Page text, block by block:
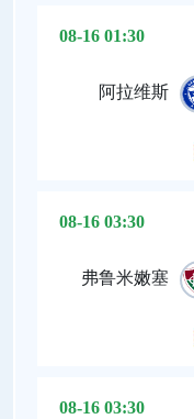
08-16 01:30
阿拉维斯
08-16 03:30
弗鲁米嫩塞
08-16 03:30